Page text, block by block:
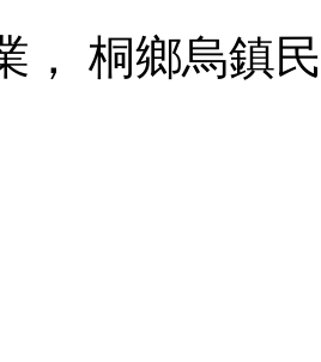
， 桐鄉烏